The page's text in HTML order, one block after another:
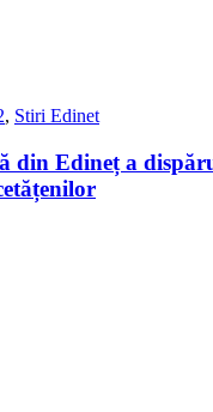
, Stiri Edinet
din Edineț a